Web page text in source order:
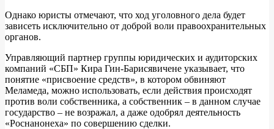
Однако юристы отмечают, что ход уголовного дела будет
зависеть исключительно от доброй воли правоохранительных
органов.
Управляющий партнер группы юридических и аудиторских
компаний «СБП» Кира Гин-Барисявичене указывает, что
понятие «присвоение средств», в котором обвиняют
Меламеда, можно использовать, если действия происходят
против воли собственника, а собственник – в данном случае
государство – не возражал, а даже одобрял деятельность
«Роснанонеха» по совершению сделки.